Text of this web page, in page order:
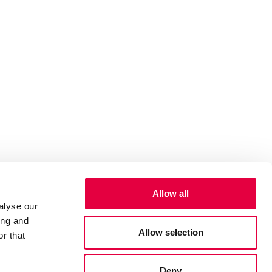
our
and
that
Allow all
Allow selection